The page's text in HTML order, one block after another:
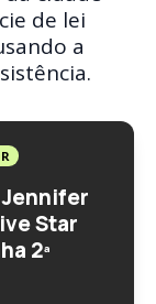
de lei
a
Star
2ª